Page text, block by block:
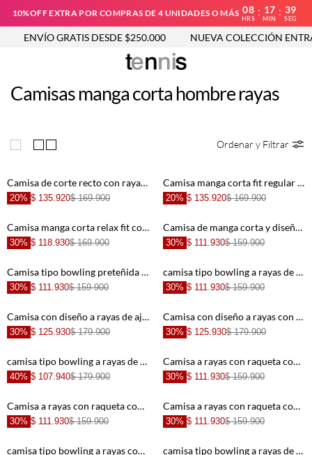
10%OFF EXTRA POR COMPRAS DE 4 UNIDADES O MÁS 08
HRS
: 17
MIN
: 39
SEG
ENVÍO GRATIS DESDE $250.000 NUEVA COLECCIÓN
Camisas manga corta hombre rayas
Ordenar y Filtrar
+
Camisa de corte recto con rayas preteñidas en poliéster verde salvia para hombre
20% $ 135.920$ 169.900
+
Camisa manga corta fit regular con rayas verticales en verde para hombre
20% $ 135.920$ 169.900
+
Camisa manga corta relax fit con rayas preteñidas en algodón blanco para hombre
30% $ 118.930$ 169.900
+
Camisa de manga corta y diseño a rayas crudo para hombre
30% $ 111.930$ 159.900
+
Camisa tipo bowling preteñida a rayas para hombre
30% $ 111.930$ 159.900
+
camisa tipo bowling a rayas de ajuste cómodo para hombre de silueta ajustada
30% $ 111.930$ 159.900
Camisa con diseño a rayas de ajuste cómodo para hombre
30% $ 125.930$ 179.900
Camisa con diseño a rayas con diseño limpio para hombre
30% $ 125.930$ 179.900
camisa tipo bowling a rayas de acabado suave para hombre con acabado suave
40% $ 107.940$ 179.900
Camisa a rayas con raqueta con textura lisa para hombre
30% $ 111.930$ 159.900
Camisa a rayas con raqueta con acabado suave para hombre
30% $ 111.930$ 159.900
Camisa a rayas con raqueta con diseño minimalista para hombre
30% $ 111.930$ 159.900
camisa tipo bowling a rayas con diseño versátil para hombre camisa tipo bowling a rayas de acabado suave para hombre de silueta ajustada